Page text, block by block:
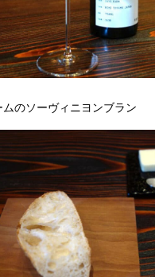
ムのソーヴィニヨンブラン